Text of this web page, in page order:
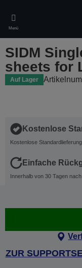
main
content
Menü
SIDM
sheets for
Auf Lager
Kostenlose
Kostenlose
Einfache
Innerhalb von 30 Tagen
ZUR